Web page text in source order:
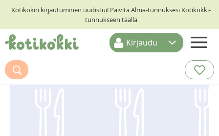
Kotikokin kirjautuminen uudistui! Päivitä Alma-tunnuksesi Kotikokki-
tunnukseen täällä
ETUSIVU
RESEPTIHAKU
Kirjaudu
Suosittelemme myös